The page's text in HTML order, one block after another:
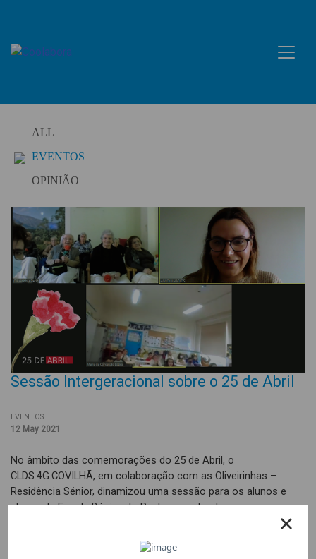
content
ALL
EVENTOS
OPINIÃO
Sessão Intergeracional sobre o 25 de Abril
EVENTOS
12 May 2021
No âmbito das comemorações do 25 de Abril, o
CLDS.4G.COVILHÃ, em colaboração com as Oliveirinhas –
Residência Sénior, dinamizou uma sessão para os alunos e
alunas da Escola Básica do Paul que pretendeu ser um
momento de partilha sobre o que foi e qual a importância do